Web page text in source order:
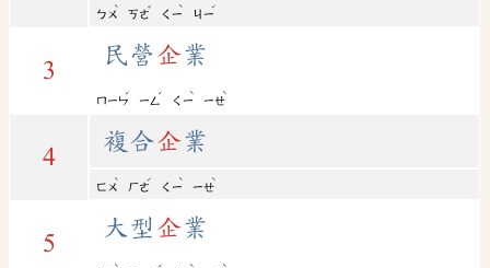
ㄅㄨ
ˋ
ㄎㄜ
ˇ
ㄑㄧ
ˋ
ㄐㄧ
ˊ
3
民營企業
ㄇㄧㄣ
ˊ
ㄧㄥ
ˊ
ㄑㄧ
ˋ
ㄧㄝ
ˋ
4
複合企業
ㄈㄨ
ˋ
ㄏㄜ
ˊ
ㄑㄧ
ˋ
ㄧㄝ
ˋ
5
大型 企業
ˋ ˊ ˋ ˋ